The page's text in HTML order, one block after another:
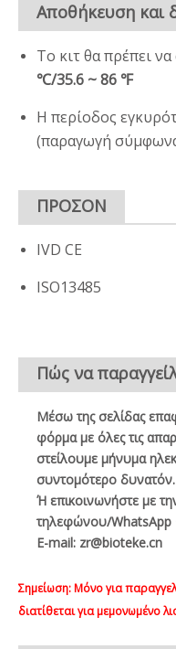
Αποθήκευση και
Το κιτ θα πρέπει
℃/35.6 ~ 86 ℉
Η περίοδος
(παραγωγή
ΠΡΟΣΟΝ
IVD CE
ISO13485
Πώς να
Μέσω της σελίδας
φόρμα με όλες τις
στείλουμε μήνυμα
συντομότερο δυνατόν.
Ή επικοινωνήστε με
τηλεφώνου/WhatsApp
E-mail: zr@bioteke.cn
Σημείωση: Μόνο για
διατίθεται για μεμονωμένο